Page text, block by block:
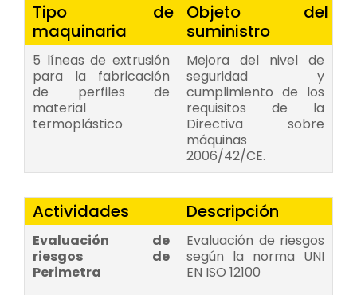
Tipo de
maquinaria
5 líneas de extrusión
para la fabricación
de perfiles de
material
termoplástico
Objeto del
suministro
Mejora del nivel de
seguridad y
cumplimiento de los
requisitos de la
Directiva sobre
máquinas
2006/42/CE.
Actividades Descripción
Evaluación de
riesgos de
Perimetra
Evaluación de riesgos
según la norma UNI
EN ISO 12100